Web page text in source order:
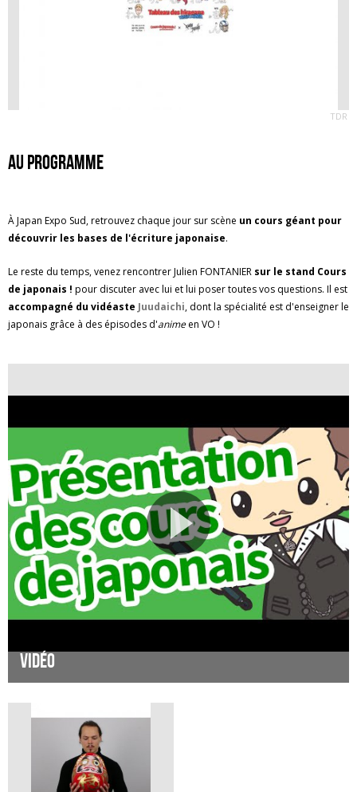
TDR
Au programme
À Japan Expo Sud, retrouvez chaque jour sur scène un cours géant pour
découvrir les bases de l'écriture japonaise.
Le reste du temps, venez rencontrer Julien FONTANIER sur le stand Cours
de japonais ! pour discuter avec lui et lui poser toutes vos questions. Il est
accompagné du vidéaste Juudaichi, dont la spécialité est d'enseigner le
japonais grâce à des épisodes d'animeen VO !
Vidéo